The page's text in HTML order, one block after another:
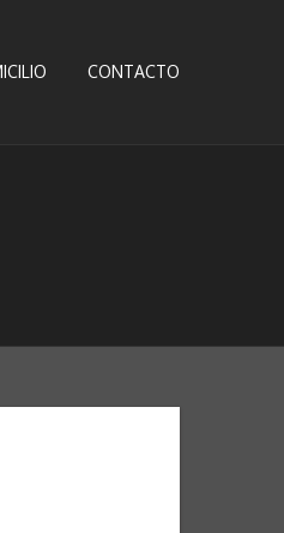
CONTACTO